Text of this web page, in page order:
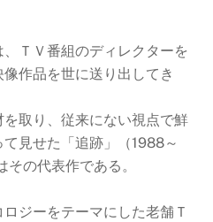
ＴＶ番組のディレクターを
作品を世に送り出してき
取り、従来にない視点で鮮
見せた「追跡」（1988～
の代表作である。
ジーをテーマにした老舗Ｔ